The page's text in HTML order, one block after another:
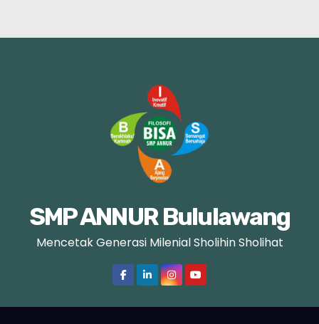
SMP ANNUR Bululawang
Mencetak Generasi Milenial Sholihin Sholihat